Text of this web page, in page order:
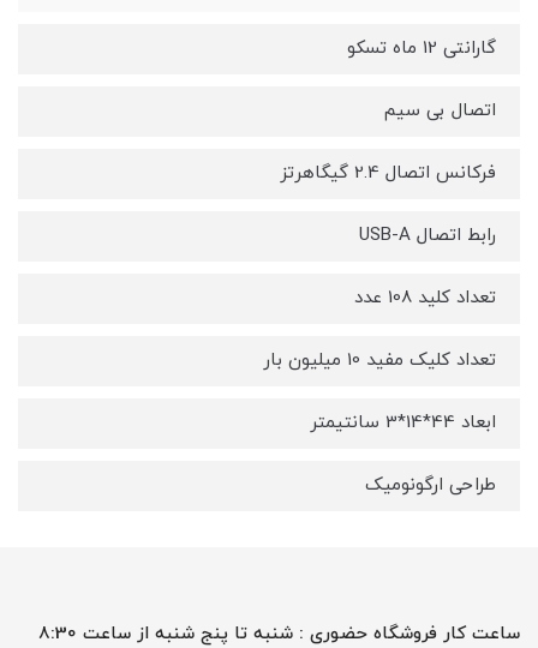
گارانتی 12 ماه تسکو
اتصال بی سیم
فرکانس اتصال 2.4 گیگاهرتز
رابط اتصال USB-A
تعداد کلید 108 عدد
تعداد کلیک مفید 10 میلیون بار
ابعاد 44*14*3 سانتیمتر
طراحی ارگونومیک
ساعت کار فروشگاه حضوری : شنبه تا پنج شنبه از ساعت 8:30